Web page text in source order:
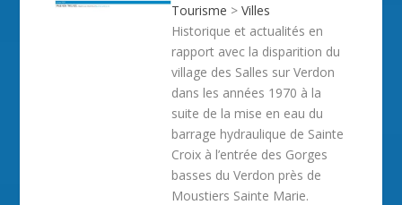
Tourisme >Villes
Historique et actualités en
rapport avec la disparition du
village des Salles sur Verdon
dans les années 1970 à la
suite de la mise en eau du
barrage hydraulique de Sainte
Croix à l’entrée des Gorges
basses du Verdon près de
Moustiers Sainte Marie.